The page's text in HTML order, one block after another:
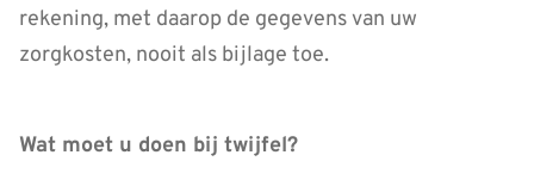
rekening, met daarop de gegevens van uw
zorgkosten, nooit als bijlage toe.
Wat moet u doen bij twijfel?